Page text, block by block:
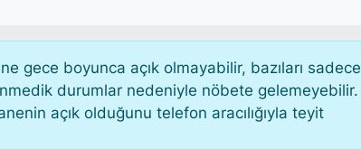
gece boyunca açık olmayabilir, bazıları sadece
durumlar nedeniyle nöbete gelemeyebilir.
açık olduğunu telefon aracılığıyla teyit